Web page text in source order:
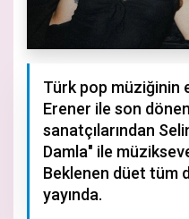
Türk pop müziğinin
Erener ile son
sanatçılarından
Damla" ile
Beklenen düet tüm
yayında.